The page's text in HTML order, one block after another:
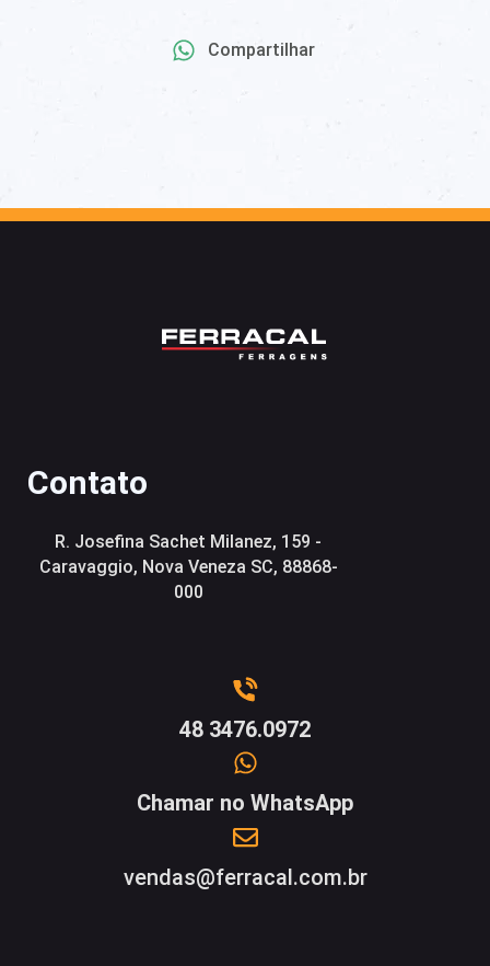
Compartilhar
Contato
R. Josefina Sachet Milanez, 159 -
Caravaggio, Nova Veneza SC, 88868-
000
48 3476.0972
Chamar no WhatsApp
vendas@ferracal.com.br